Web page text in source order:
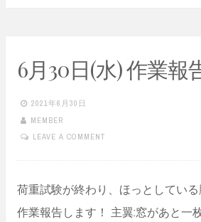
6月30日(水) 作業報
2021年6月30日
MEMBER
LEAVE A COMMENT
荷重試験が終わり、ほっとしている
作業報告します！ 主翼:窓があと一